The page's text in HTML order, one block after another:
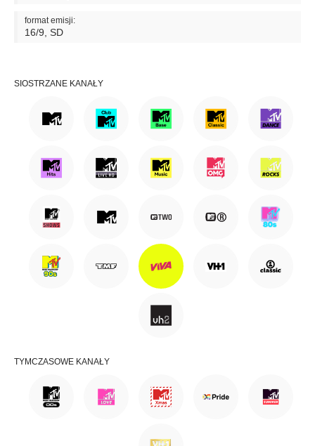
format emisji:
16/9, SD
SIOSTRZANE KANAŁY
TYMCZASOWE KANAŁY